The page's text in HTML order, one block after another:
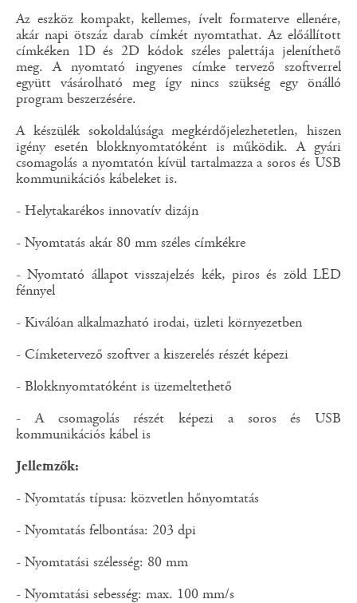
Az eszköz kompakt, kellemes, ívelt formaterve ellenére,
akár napi ötszáz darab címkét nyomtathat. Az előállított
címkéken 1D és 2D kódok széles palettája jeleníthető
meg. A nyomtató ingyenes címke tervező szoftverrel
együtt vásárolható meg így nincs szükség egy önálló
program beszerzésére.
A készülék sokoldalúsága megkérdőjelezhetetlen, hiszen
igény esetén blokknyomtatóként is működik. A gyári
csomagolás a nyomtatón kívül tartalmazza a soros és USB
kommunikációs kábeleket is.
- Helytakarékos innovatív dizájn
- Nyomtatás akár 80 mm széles címkékre
- Nyomtató állapot visszajelzés kék, piros és zöld LED
fénnyel
- Kiválóan alkalmazható irodai, üzleti környezetben
- Címketervező szoftver a kiszerelés részét képezi
- Blokknyomtatóként is üzemeltethető
- A csomagolás részét képezi a soros és USB
kommunikációs kábel is
Jellemzők:
- Nyomtatás típusa: közvetlen hőnyomtatás
- Nyomtatás felbontása: 203 dpi
- Nyomtatási szélesség: 80 mm
- Nyomtatási sebesség: max. 100 mm/s